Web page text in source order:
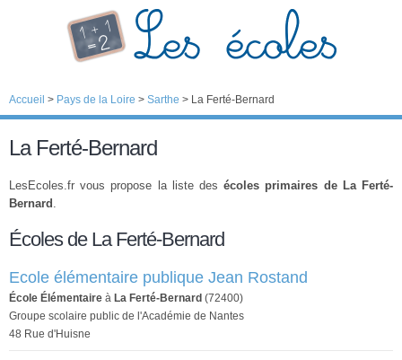
Accueil > Pays de la Loire > Sarthe > La Ferté-Bernard
La Ferté-Bernard
LesEcoles.fr vous propose la liste desécoles primaires de La Ferté-
Bernard .
Écoles de La Ferté-Bernard
Ecole élémentaire publique Jean Rostand
École Élémentaire à La Ferté-Bernard (72400)
Groupe scolaire public de l'Académie de Nantes
48 Rue d'Huisne